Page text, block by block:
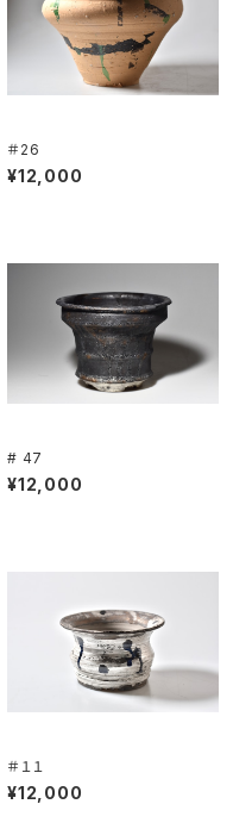
＃26
¥12,000
# 47
¥12,000
＃１１
¥12,000